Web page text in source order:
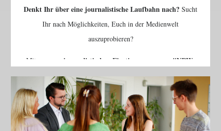
Denkt Ihr über eine journalistische Laufbahn nach? Sucht
Ihr nach Möglichkeiten, Euch in der Medienwelt
auszuprobieren?
Mit unserem journalistischen Einstiegsprogramm
NRW-
Reporter geben wir Euch einen ersten Einblick in die
verschiedenen Spielarten des Lokal- & Regionaljournalismus
und in die große Welt der Medien in Nordrhein-Westfalen.